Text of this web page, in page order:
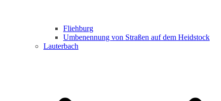
Fliehburg
Umbenennung von Straßen auf dem Heidstock
Lauterbach